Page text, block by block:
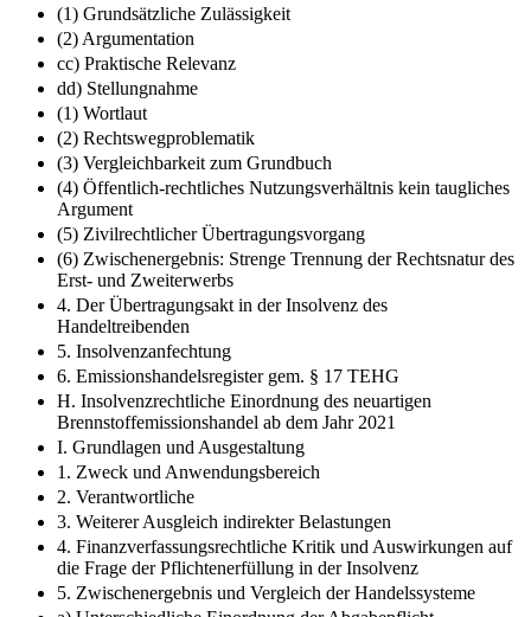
(1) Grundsätzliche Zulässigkeit
(2) Argumentation
cc) Praktische Relevanz
dd) Stellungnahme
(1) Wortlaut
(2) Rechtswegproblematik
(3) Vergleichbarkeit zum Grundbuch
(4) Öffentlich-rechtliches Nutzungsverhältnis kein taugliches
Argument
(5) Zivilrechtlicher Übertragungsvorgang
(6) Zwischenergebnis: Strenge Trennung der Rechtsnatur des
Erst- und Zweiterwerbs
4. Der Übertragungsakt in der Insolvenz des
Handeltreibenden
5. Insolvenzanfechtung
6. Emissionshandelsregister gem. § 17 TEHG
H. Insolvenzrechtliche Einordnung des neuartigen
Brennstoffemissionshandel ab dem Jahr 2021
I. Grundlagen und Ausgestaltung
1. Zweck und Anwendungsbereich
2. Verantwortliche
3. Weiterer Ausgleich indirekter Belastungen
4. Finanzverfassungsrechtliche Kritik und Auswirkungen auf
die Frage der Pflichtenerfüllung in der Insolvenz
5. Zwischenergebnis und Vergleich der Handelssysteme